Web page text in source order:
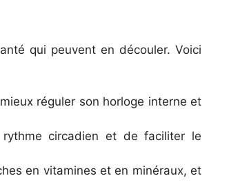
qui peuvent en découler. Voici
réguler son horloge interne et
circadien et de faciliter le
en vitamines et en minéraux, et